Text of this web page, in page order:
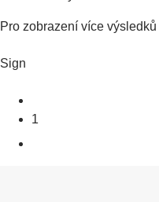
Pro zobrazení více
Sign
1